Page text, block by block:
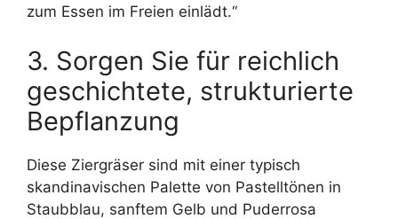
zum Essen im Freien einlädt.“
3. Sorgen Sie für reichlich
geschichtete, strukturierte
Bepflanzung
Diese Ziergräser sind mit einer typisch
skandinavischen Palette von Pastelltönen in
Staubblau, sanftem Gelb und Puderrosa